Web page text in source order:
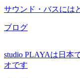
サウンド・バスには
ブログ
studio PLAYAは日本
オです